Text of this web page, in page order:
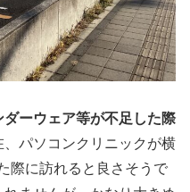
ーウェア等が不足した際
、パソコンクリニックが横
際に訪れると良さそうで